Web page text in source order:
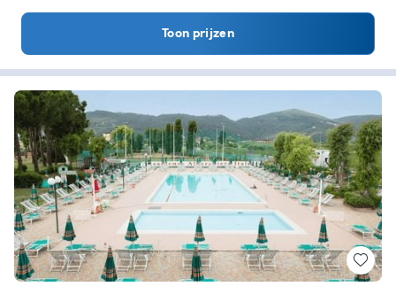
Toon prijzen